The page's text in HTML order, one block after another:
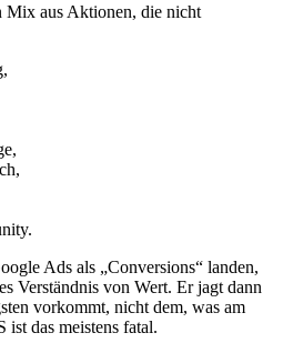
Mix aus Aktionen, die nicht
Ads als „Conversions“ landen,
Verständnis von Wert. Er jagt dann
vorkommt, nicht dem, was am
das meistens fatal.